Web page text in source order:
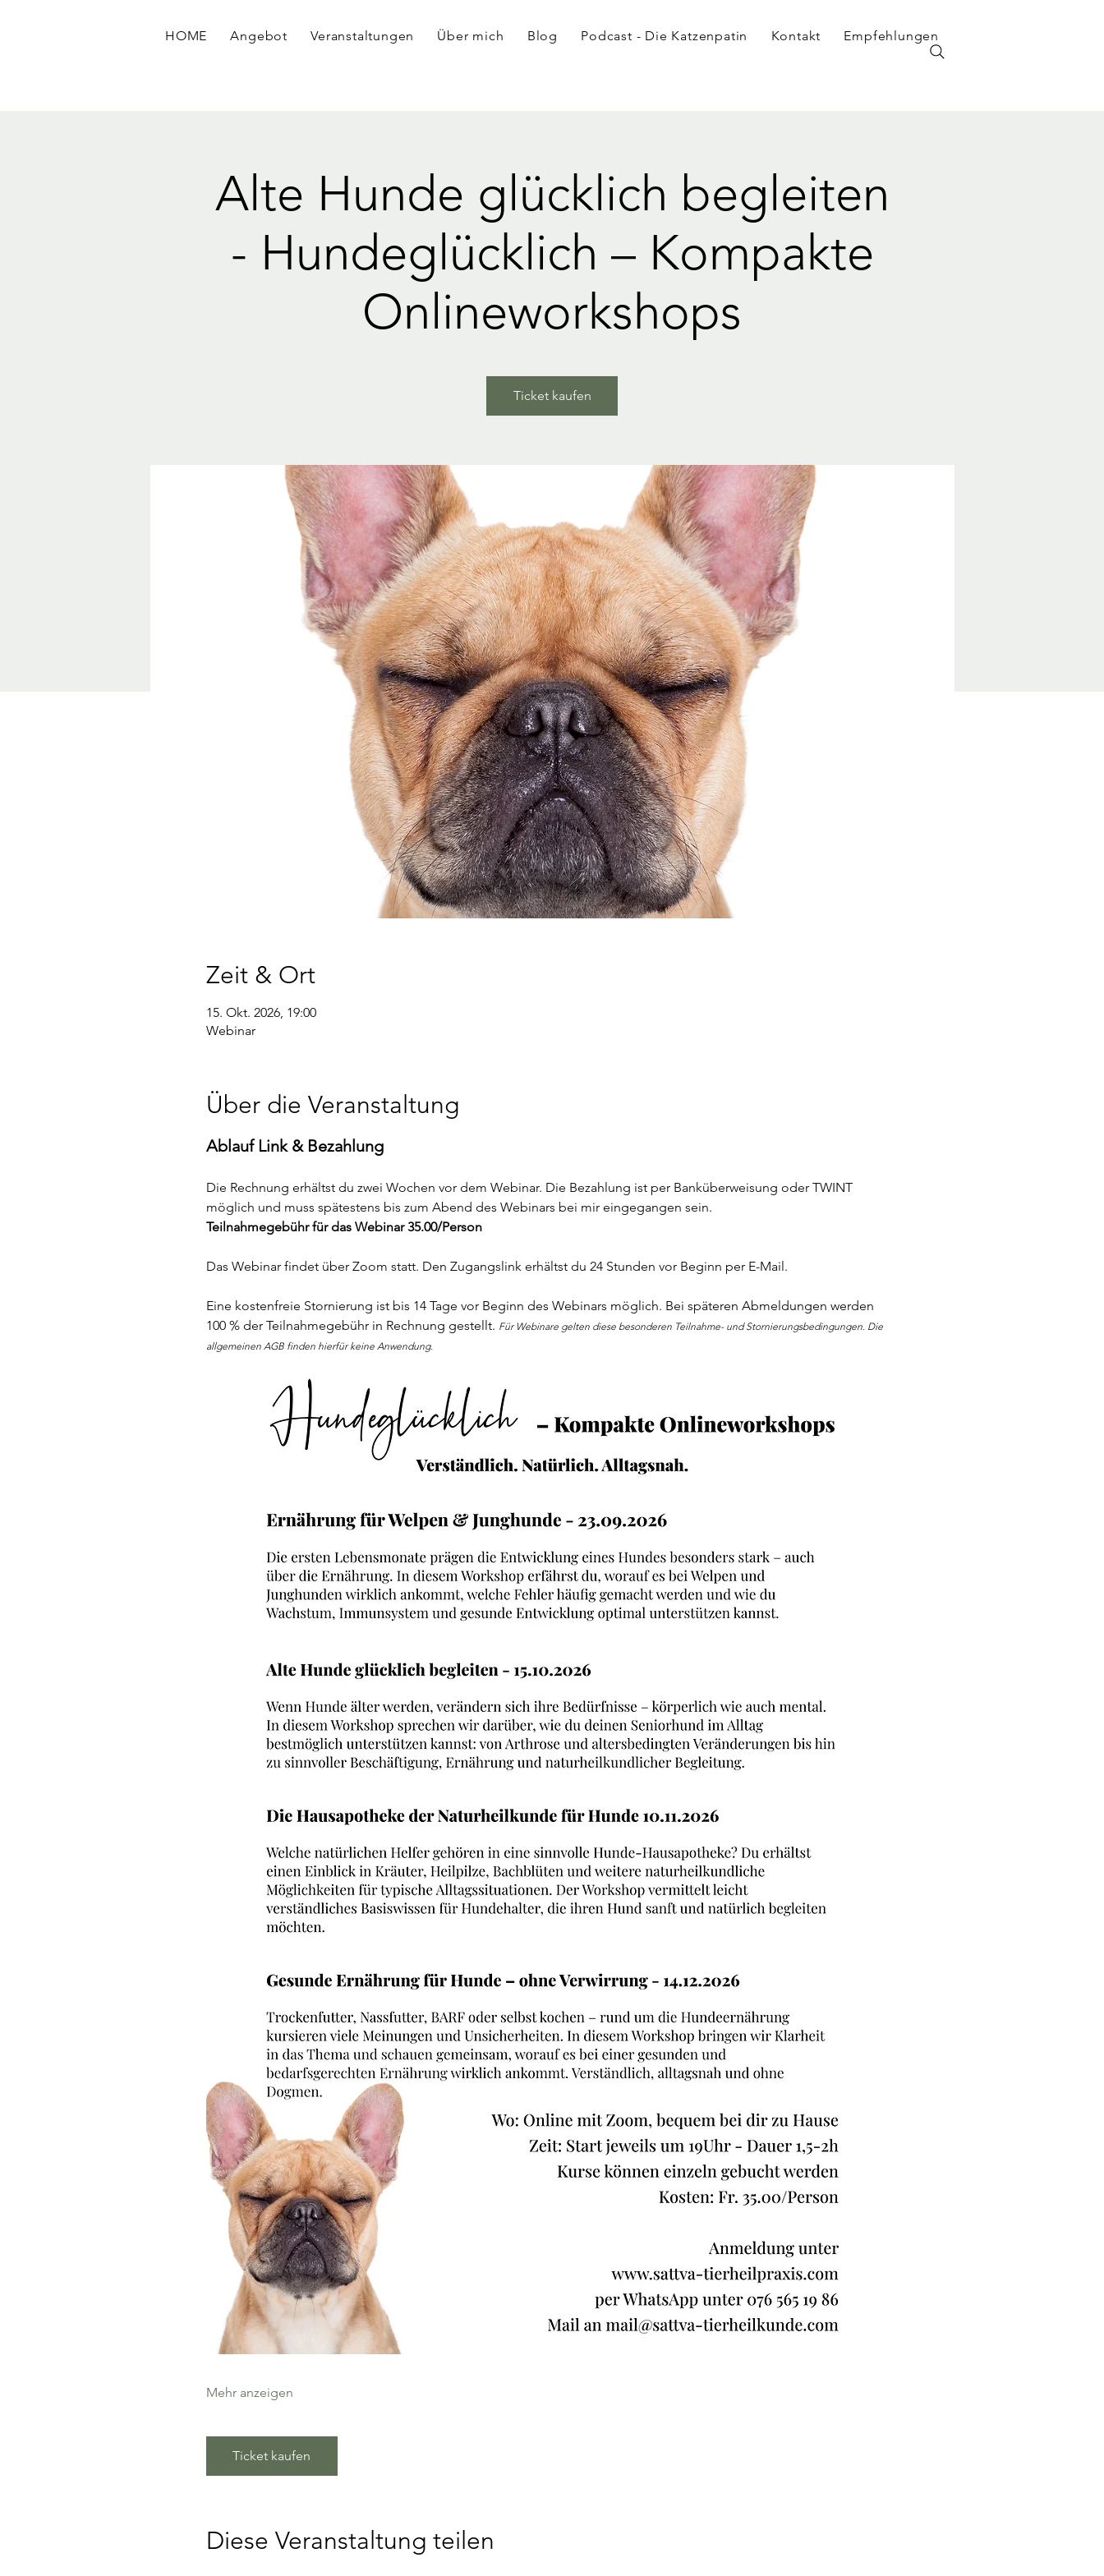
HOME Angebot Veranstaltungen Über mich Blog Podcast - Die Katzenpatin Kontakt Empfehlungen
Alte Hunde glücklich begleiten
- Hundeglücklich – Kompakte
Onlineworkshops
Ticket kaufen
Zeit & Ort
15. Okt. 2026, 19:00
Webinar
Über die Veranstaltung
Ablauf Link & Bezahlung
Die Rechnung erhältst du zwei Wochen vor dem Webinar. Die Bezahlung ist per Banküberweisung oder TWINT
möglich und muss spätestens bis zum Abend des Webinars bei mir eingegangen sein.
Teilnahmegebühr für das Webinar 35.00/Person
Das Webinar findet über Zoom statt. Den Zugangslink erhältst du 24 Stunden vor Beginn per E-Mail.
Eine kostenfreie Stornierung ist bis 14 Tage vor Beginn des Webinars möglich. Bei späteren Abmeldungen werden
100 % der Teilnahmegebühr in Rechnung gestellt. Für Webinare gelten diese besonderen Teilnahme- und Stornierungsbedingungen. Die
allgemeinen AGB finden hierfür keine Anwendung.
Mehr anzeigen
Ticket kaufen
Diese Veranstaltung teilen